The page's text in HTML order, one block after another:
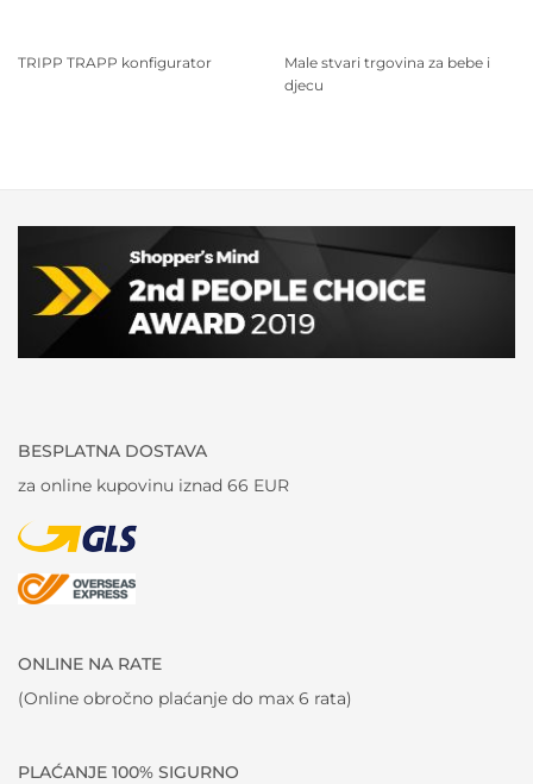
TRIPP TRAPP konfigurator
Male stvari trgovina za bebe i
djecu
BESPLATNA DOSTAVA
za online kupovinu iznad 66 EUR
ONLINE NA RATE
(Online obročno plaćanje do max 6 rata)
PLAĆANJE 100% SIGURNO